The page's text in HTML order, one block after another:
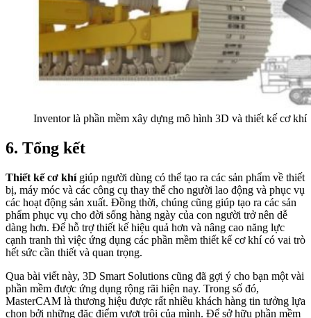
Inventor là phần mềm xây dựng mô hình 3D và thiết kế cơ khí
6. Tổng kết
Thiết kế cơ khígiúp người dùng có thể tạo ra các sản phẩm về thiết
bị, máy móc và các công cụ thay thế cho người lao động và phục vụ
các hoạt động sản xuất. Đồng thời, chúng cũng giúp tạo ra các sản
phẩm phục vụ cho đời sống hàng ngày của con người trở nên dễ
dàng hơn. Để hỗ trợ thiết kế hiệu quả hơn và nâng cao năng lực
cạnh tranh thì việc ứng dụng các phần mềm thiết kế cơ khí có vai trò
hết sức cần thiết và quan trọng.
Qua bài viết này, 3D Smart Solutions cũng đã gợi ý cho bạn một vài
phần mềm được ứng dụng rộng rãi hiện nay. Trong số đó,
MasterCAM là thương hiệu được rất nhiều khách hàng tin tưởng lựa
chọn bởi những đặc điểm vượt trội của mình. Để sở hữu phần mềm